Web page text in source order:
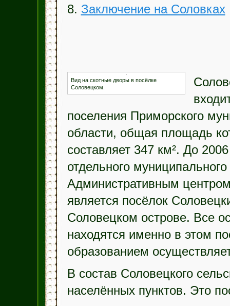
8. Заключение на Соловках
Вид на скотные дворы в посёлке
Соловецком.
поселения Приморского
области, общая площадь
составляет 347 км². До
отдельного
Административным
является посёлок
Соловецком острове. Все
находятся именно в этом
образованием
В состав Соловецкого
населённых пунктов. Это